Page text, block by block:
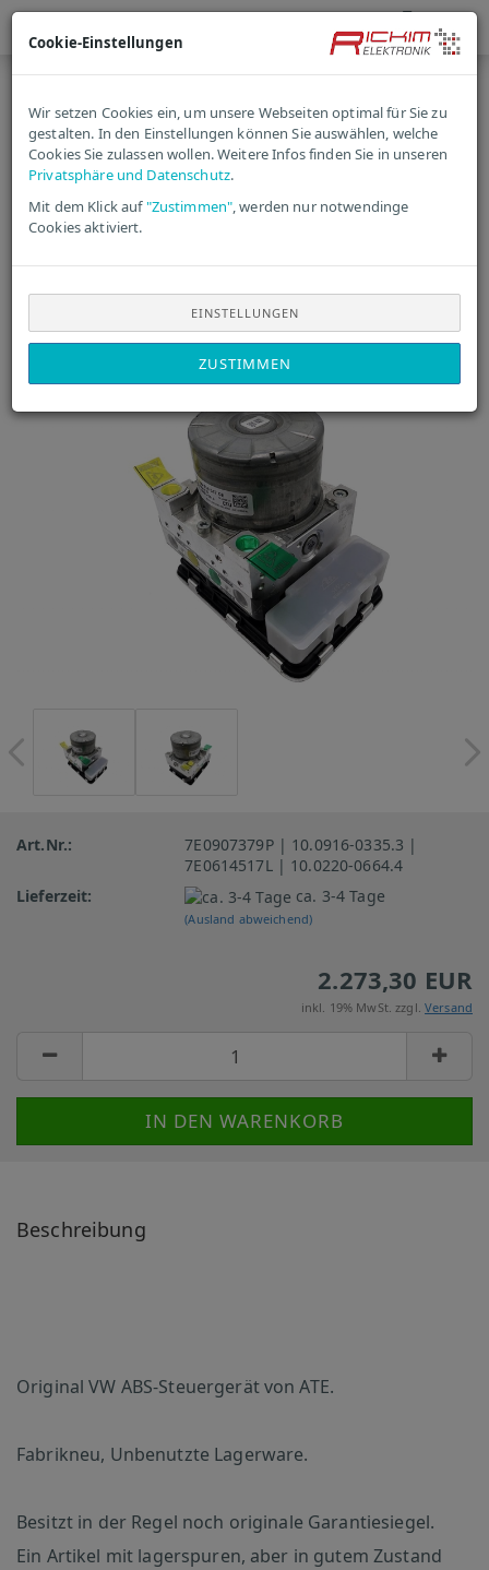
Letzter »
630Artikel in dieser Kategorie
VW ABS-Steuergerät
7E0907379P | 10.0916-
0335.3 | 7E0614517L |
10.0220-0664.4 NEU
Art.Nr.:
7E0907379P | 10.0916-0335.3 |
7E0614517L | 10.0220-0664.4
Lieferzeit:
ca. 3-4 Tage
(Ausland abweichend)
2.273,30 EUR
inkl. 19% MwSt. zzgl.Versand
Beschreibung
Original VW ABS-Steuergerät von ATE.
Fabrikneu, Unbenutzte Lagerware.
Besitzt in der Regel noch originale Garantiesiegel.
Ein Artikel mit lagerspuren, aber in gutem Zustand
Cookie-Einstellungen
Wir setzen Cookies ein, um unsere Webseiten optimal für Sie zu
gestalten. In den Einstellungen können Sie auswählen, welche
Cookies Sie zulassen wollen. Weitere Infos finden Sie in unseren
Privatsphäre und Datenschutz.
Mit dem Klick auf"Zustimmen", werden nur notwendinge
Cookies aktiviert.
EINSTELLUNGEN
ZUSTIMMEN